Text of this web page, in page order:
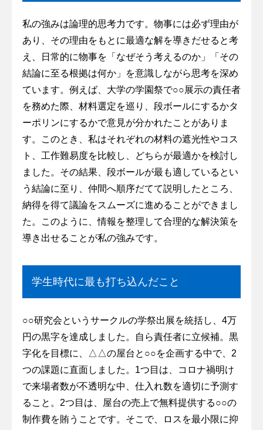
私の強みは論理的思考力です。物事には必ず理由が
あり、その理由をもとに最適な解を導きだせると考
え、日常的に物事を「なぜそう考えるのか」「その
結論に至る根拠は何か」を意識しながら思考を深め
ています。例えば、大学の学園祭で○○展示の責任者
を務めた際、材料選定を巡り、段ボールにするかタ
ーポリンにするかで意見が分かれたことがありま
す。このとき、私はそれぞれの材料の遮光性やコス
ト、工作難易度を比較し、どちらが最適かを検討し
ました。その結果、段ボールが最も適しているとい
う結論に至り、仲間へ順序だてて説明したところ、
納得を得て議論をスムーズに進めることができまし
た。このように、情報を整理して合理的な解決策を
導き出せることが私の強みです。
学生時代に最も打ち込んだこと
○○研究会というサークルの学祭出展を統括し、4万
円の黒字を達成しました。自ら責任者に立候補。黒
字化を目標に、△△の屋台と○○を企画する中で、2
つの課題に直面しました。1つ目は、コロナ禍明け
で来場者数が不透明な中、仕入れ数を適切に予測す
ること。2つ目は、屋台の売上で無料提供する○○の
制作費を賄うことです。そこで、ロスを最小限に抑